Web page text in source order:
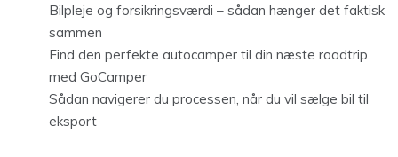
Bilpleje og forsikringsværdi – sådan hænger det faktisk
sammen
Find den perfekte autocamper til din næste roadtrip
med GoCamper
Sådan navigerer du processen, når du vil sælge bil til
eksport